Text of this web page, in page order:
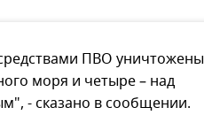
ПВО уничтожены
моря и четыре – над
- сказано в сообщении.